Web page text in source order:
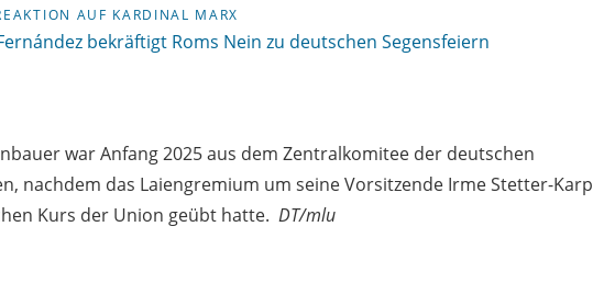
AUF KARDINAL MARX
bekräftigt Roms Nein zu deutschen Segensfeiern
war Anfang 2025 aus dem Zentralkomitee der deutschen
nachdem das Laiengremium um seine Vorsitzende Irme Stetter-Karp
Kurs der Union geübt hatte. DT/mlu